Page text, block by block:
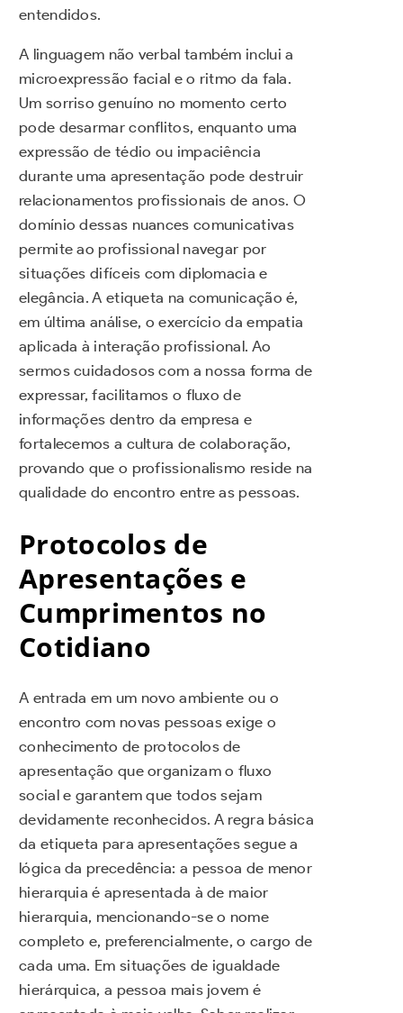
entendidos.
A linguagem não verbal também inclui a
microexpressão facial e o ritmo da fala.
Um sorriso genuíno no momento certo
pode desarmar conflitos, enquanto uma
expressão de tédio ou impaciência
durante uma apresentação pode destruir
relacionamentos profissionais de anos. O
domínio dessas nuances comunicativas
permite ao profissional navegar por
situações difíceis com diplomacia e
elegância. A etiqueta na comunicação é,
em última análise, o exercício da empatia
aplicada à interação profissional. Ao
sermos cuidadosos com a nossa forma de
expressar, facilitamos o fluxo de
informações dentro da empresa e
fortalecemos a cultura de colaboração,
provando que o profissionalismo reside na
qualidade do encontro entre as pessoas.
Protocolos de
Apresentações e
Cumprimentos no
Cotidiano
A entrada em um novo ambiente ou o
encontro com novas pessoas exige o
conhecimento de protocolos de
apresentação que organizam o fluxo
social e garantem que todos sejam
devidamente reconhecidos. A regra básica
da etiqueta para apresentações segue a
lógica da precedência: a pessoa de menor
hierarquia é apresentada à de maior
hierarquia, mencionando-se o nome
completo e, preferencialmente, o cargo de
cada uma. Em situações de igualdade
hierárquica, a pessoa mais jovem é